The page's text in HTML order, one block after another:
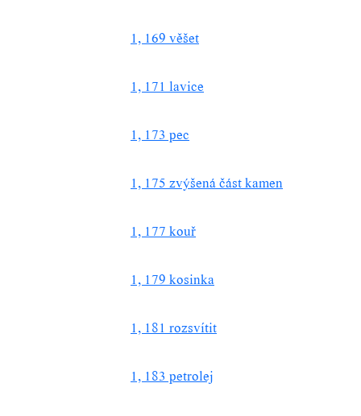
1, 169 věšet
1, 171 lavice
1, 173 pec
1, 175 zvýšená část kamen
1, 177 kouř
1, 179 kosinka
1, 181 rozsvítit
1, 183 petrolej